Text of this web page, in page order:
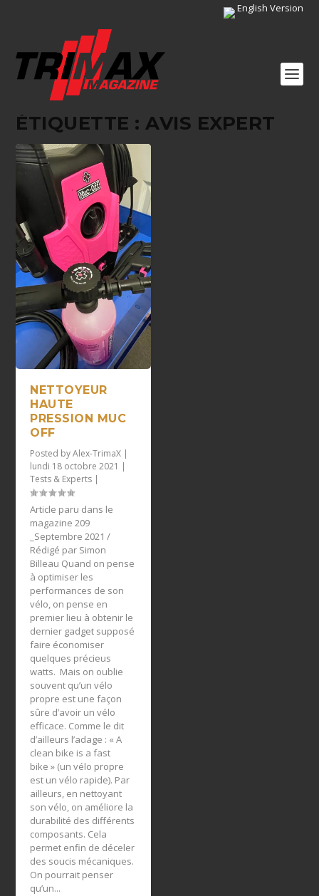
English Version
ÉTIQUETTE :AVIS EXPERT
NETTOYEUR
HAUTE
PRESSION MUC
OFF
Posted byAlex-TrimaX |
lundi 18 octobre 2021 |
Tests & Experts |
Article paru dans le
magazine 209
_Septembre 2021 /
Rédigé par Simon
Billeau Quand on pense
à optimiser les
performances de son
vélo, on pense en
premier lieu à obtenir le
dernier gadget supposé
faire économiser
quelques précieus
watts. Mais on oublie
souvent qu’un vélo
propre est une façon
sûre d’avoir un vélo
efficace. Comme le dit
d’ailleurs l’adage : « A
clean bike is a fast
bike » (un vélo propre
est un vélo rapide). Par
ailleurs, en nettoyant
son vélo, on améliore la
durabilité des différents
composants. Cela
permet enfin de déceler
des soucis mécaniques.
On pourrait penser
qu’un...